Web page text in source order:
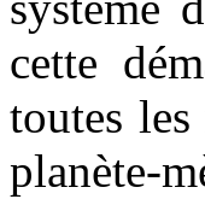
cette
toutes les
planète-